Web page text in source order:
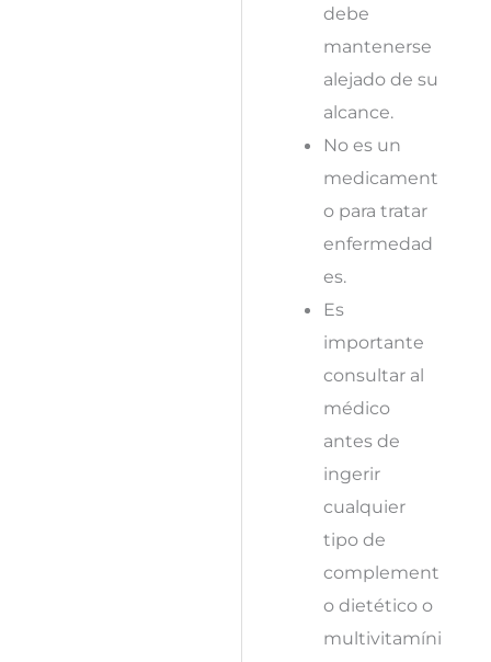
debe
mantenerse
alejado de su
alcance.
No es un
medicament
o para tratar
enfermedad
es.
Es
importante
consultar al
médico
antes de
ingerir
cualquier
tipo de
complement
o dietético o
multivitamíni